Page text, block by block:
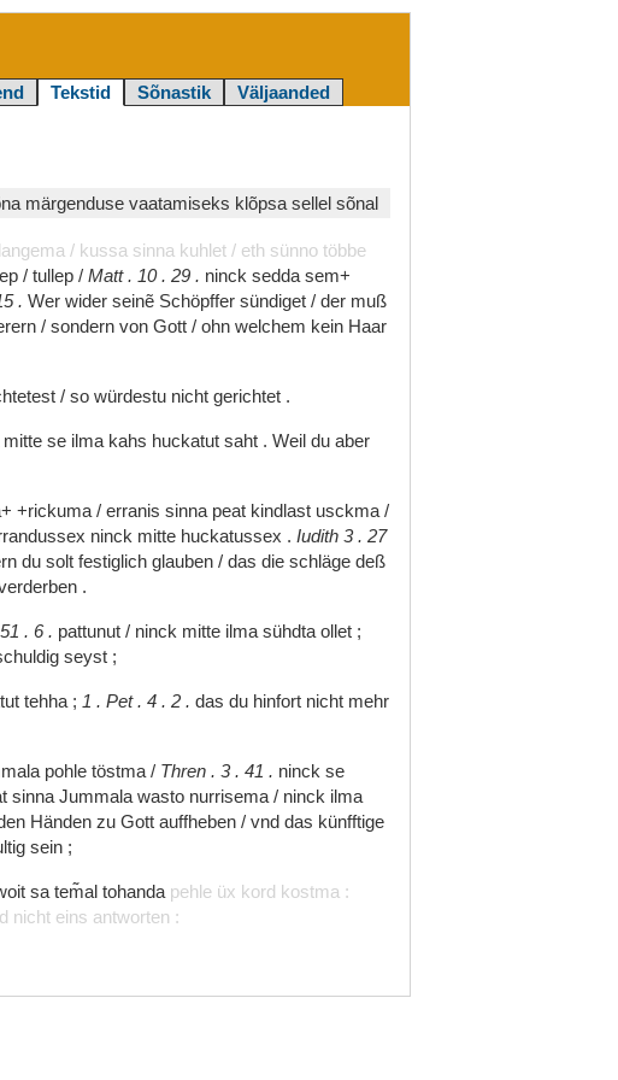
Tekstid Sõnastik Väljaanded
märgenduse vaatamiseks klõpsa sellel sõnal
langema / kussa sinna kuhlet / eth sünno többe
/ tullep / Matt . 10 . 29 . ninck sedda sem+
. Wer wider seinẽ Schöpffer sündiget / der muß
/ sondern von Gott / ohn welchem kein Haar
/ so würdestu nicht gerichtet .
mitte se ilma kahs huckatut saht . Weil du aber
+rickuma / erranis sinna peat kindlast usckma /
ninck mitte huckatussex . Iudith 3 . 27
du solt festiglich glauben / das die schläge deß
.
51 . 6 . pattunut / ninck mitte ilma sühdta ollet ;
seyst ;
tehha ; 1 . Pet . 4 . 2 . das du hinfort nicht mehr
pohle töstma / Thren . 3 . 41 . ninck se
sinna Jummala wasto nurrisema / ninck ilma
Händen zu Gott auffheben / vnd das künfftige
sein ;
sa tem͂al tohanda pehle üx kord kostma :
nicht eins antworten :